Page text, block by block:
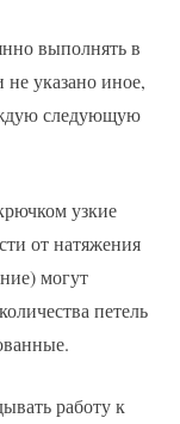
выполнять в
указано иное,
следующую
узкие
от натяжения
могут
петель
работу к